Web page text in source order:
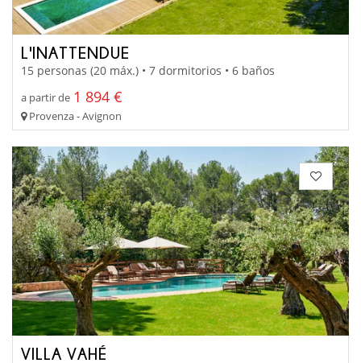
L'INATTENDUE
15 personas (20 máx.) • 7 dormitorios • 6 baños
a partir de 1 894 €
Provenza - Avignon
VILLA VAHÉ